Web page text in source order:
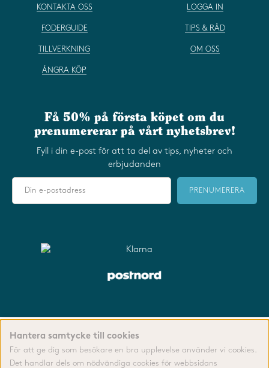
Hantera samtycke till cookies
För att ge dig som besökare en bra upplevelse använder vi cookies.
Det handlar dels om nödvändiga cookies för webbsidans
KONTAKTA OSS
FODERGUIDE
TILLVERKNING
ÅNGRA KÖP
LOGGA IN
TIPS & RÅD
OM OSS
Få 50% på första köpet om du
prenumererar på vårt nyhetsbrev!
Fyll i din e-post för att ta del av tips, nyheter och
erbjudanden
PRENUMERERA
Copyright 2022 ® Furry Family AB
VÅRA ALLMÄNNA VILLKOR